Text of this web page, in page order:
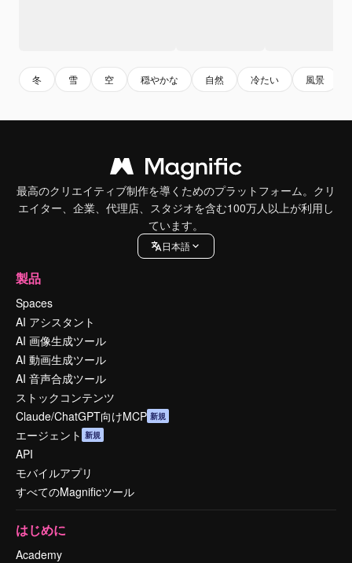
冬 雪 空 穏やかな 自然 冷たい 風景
最高のクリエイティブ制作を導くためのプラットフォーム。クリ
エイター、企業、代理店、スタジオを含む100万人以上が利用し
ています。
日本語
製品
Spaces
AI アシスタント
AI 画像生成ツール
AI 動画生成ツール
AI 音声合成ツール
ストックコンテンツ
Claude/ChatGPT向けMCP 新規
エージェント 新規
API
モバイルアプリ
すべてのMagnificツール
はじめに
Academy